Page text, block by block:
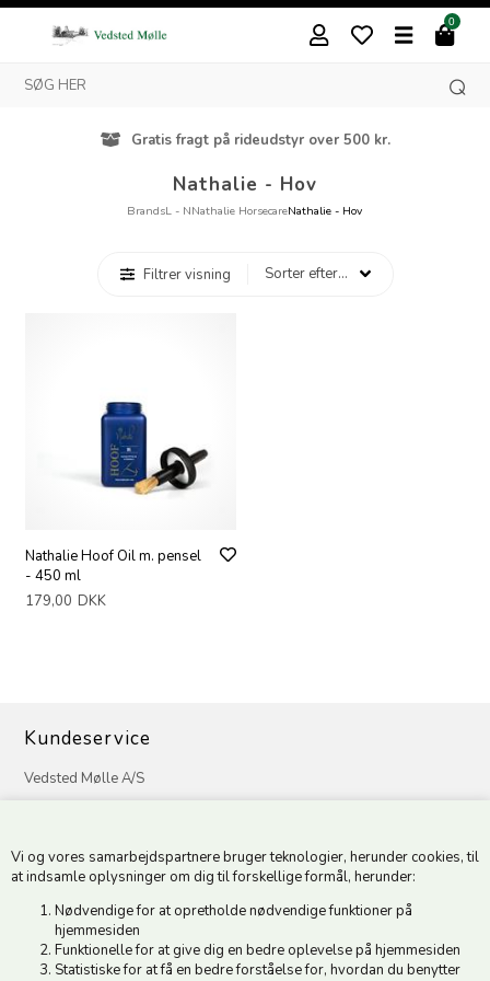
Vi og vores samarbejdspartnere bruger teknologier, herunder cookies, til
at indsamle oplysninger om dig til forskellige formål, herunder:
Nødvendige for at opretholde nødvendige funktioner på
hjemmesiden
Funktionelle for at give dig en bedre oplevelse på hjemmesiden
Statistiske for at få en bedre forståelse for, hvordan du benytter
0
Gratis fragt på rideudstyr over 500 kr.
Nathalie - Hov
BrandsL - NNathalie HorsecareNathalie - Hov
Filtrer visning
Nathalie Hoof Oil m. pensel
- 450 ml
179,00 DKK
Kundeservice
Vedsted Mølle A/S
CVR 49879415 Mailvedstedmoelle@post.tele.dk
Åbningstider: Man-Fre 9.00-17.00 | Middagslukket 12.00-12.30 |
Lørdag 9.00-12.00